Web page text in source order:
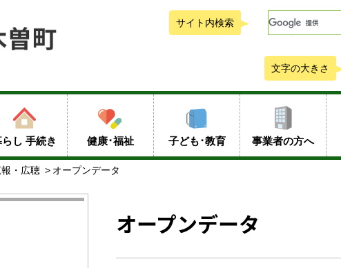
サイト内検索
文字の大きさ
し 手続き 健康･福祉 子ども･教育 事業者の方へ
報・広聴 オープンデータ
オープンデータ